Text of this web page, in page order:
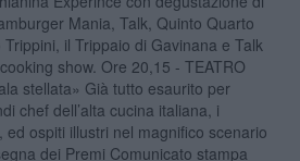
Mania, Talk, Quinto Quarto
il Trippaio di Gavinana e Talk
show. Ore 20,15 - TEATRO
stellata» Già tutto esaurito per
chef dell’alta cucina italiana, i
ed ospiti illustri nel magnifico scenario
dei Premi Comunicato stampa